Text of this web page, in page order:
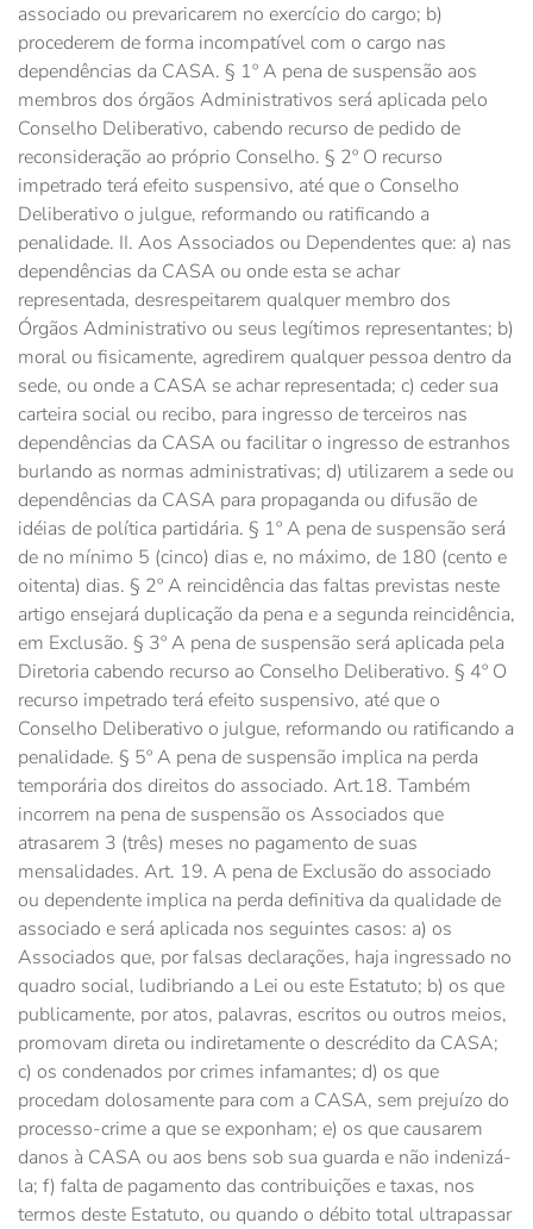
associado ou prevaricarem no exercício do cargo; b)
procederem de forma incompatível com o cargo nas
dependências da CASA. § 1º A pena de suspensão aos
membros dos órgãos Administrativos será aplicada pelo
Conselho Deliberativo, cabendo recurso de pedido de
reconsideração ao próprio Conselho. § 2º O recurso
impetrado terá efeito suspensivo, até que o Conselho
Deliberativo o julgue, reformando ou ratificando a
penalidade. II. Aos Associados ou Dependentes que: a) nas
dependências da CASA ou onde esta se achar
representada, desrespeitarem qualquer membro dos
Órgãos Administrativo ou seus legítimos representantes; b)
moral ou fisicamente, agredirem qualquer pessoa dentro da
sede, ou onde a CASA se achar representada; c) ceder sua
carteira social ou recibo, para ingresso de terceiros nas
dependências da CASA ou facilitar o ingresso de estranhos
burlando as normas administrativas; d) utilizarem a sede ou
dependências da CASA para propaganda ou difusão de
idéias de política partidária. § 1º A pena de suspensão será
de no mínimo 5 (cinco) dias e, no máximo, de 180 (cento e
oitenta) dias. § 2º A reincidência das faltas previstas neste
artigo ensejará duplicação da pena e a segunda reincidência,
em Exclusão. § 3º A pena de suspensão será aplicada pela
Diretoria cabendo recurso ao Conselho Deliberativo. § 4º O
recurso impetrado terá efeito suspensivo, até que o
Conselho Deliberativo o julgue, reformando ou ratificando a
penalidade. § 5º A pena de suspensão implica na perda
temporária dos direitos do associado. Art.18. Também
incorrem na pena de suspensão os Associados que
atrasarem 3 (três) meses no pagamento de suas
mensalidades. Art. 19. A pena de Exclusão do associado
ou dependente implica na perda definitiva da qualidade de
associado e será aplicada nos seguintes casos: a) os
Associados que, por falsas declarações, haja ingressado no
quadro social, ludibriando a Lei ou este Estatuto; b) os que
publicamente, por atos, palavras, escritos ou outros meios,
promovam direta ou indiretamente o descrédito da CASA;
c) os condenados por crimes infamantes; d) os que
procedam dolosamente para com a CASA, sem prejuízo do
processo-crime a que se exponham; e) os que causarem
danos à CASA ou aos bens sob sua guarda e não indenizá-
la; f) falta de pagamento das contribuições e taxas, nos
termos deste Estatuto, ou quando o débito total ultrapassar